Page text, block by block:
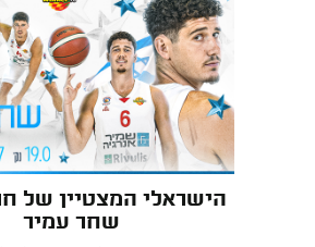
הישראלי המצטיין של
שחר עמיר